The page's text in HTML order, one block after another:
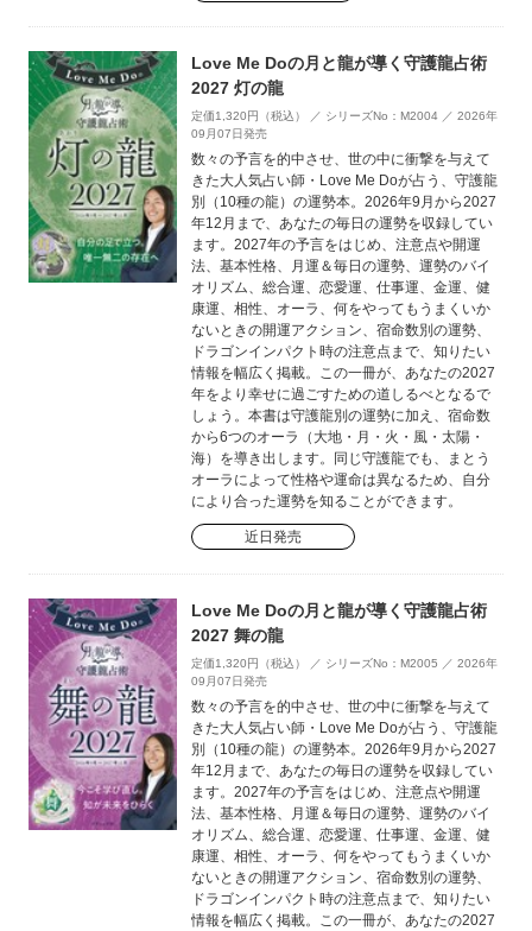
Love Me Doの月と龍が導く守護龍占術
2027 灯の龍
定価1,320円（税込） ／ シリーズNo：M2004 ／ 2026年
09月07日発売
数々の予言を的中させ、世の中に衝撃を与えて
きた大人気占い師・Love Me Doが占う、守護龍
別（10種の龍）の運勢本。2026年9月から2027
年12月まで、あなたの毎日の運勢を収録してい
ます。2027年の予言をはじめ、注意点や開運
法、基本性格、月運＆毎日の運勢、運勢のバイ
オリズム、総合運、恋愛運、仕事運、金運、健
康運、相性、オーラ、何をやってもうまくいか
ないときの開運アクション、宿命数別の運勢、
ドラゴンインパクト時の注意点まで、知りたい
情報を幅広く掲載。この一冊が、あなたの2027
年をより幸せに過ごすための道しるべとなるで
しょう。本書は守護龍別の運勢に加え、宿命数
から6つのオーラ（大地・月・火・風・太陽・
海）を導き出します。同じ守護龍でも、まとう
オーラによって性格や運命は異なるため、自分
により合った運勢を知ることができます。
近日発売
Love Me Doの月と龍が導く守護龍占術
2027 舞の龍
定価1,320円（税込） ／ シリーズNo：M2005 ／ 2026年
09月07日発売
数々の予言を的中させ、世の中に衝撃を与えて
きた大人気占い師・Love Me Doが占う、守護龍
別（10種の龍）の運勢本。2026年9月から2027
年12月まで、あなたの毎日の運勢を収録してい
ます。2027年の予言をはじめ、注意点や開運
法、基本性格、月運＆毎日の運勢、運勢のバイ
オリズム、総合運、恋愛運、仕事運、金運、健
康運、相性、オーラ、何をやってもうまくいか
ないときの開運アクション、宿命数別の運勢、
ドラゴンインパクト時の注意点まで、知りたい
情報を幅広く掲載。この一冊が、あなたの2027